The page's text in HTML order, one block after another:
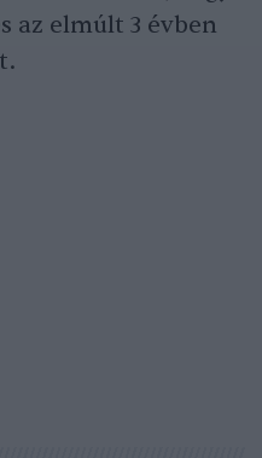
az elmúlt 3 évben